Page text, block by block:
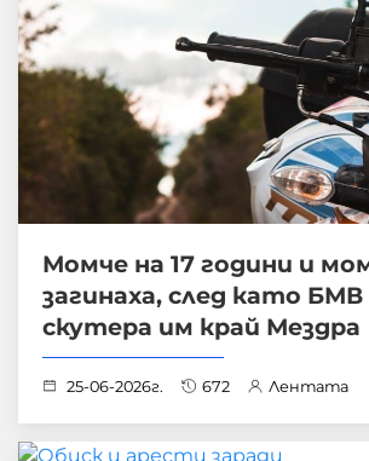
Момче на 17 години и
загинаха, след като
скутера им край Мездра
25-06-2026г. 672 Лентата